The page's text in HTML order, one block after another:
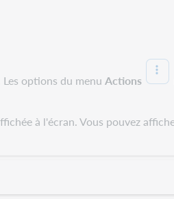
options du menu Actions
à l'écran. Vous pouvez